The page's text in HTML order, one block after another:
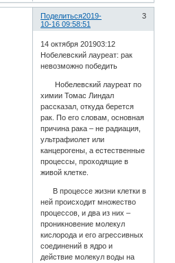
Поделиться 3
2019-
10-16 09:58:51
14 октября 201903:12
Нобелевский лауреат: рак
невозможно победить
Нобелевский лауреат по
химии Томас Линдал
рассказал, откуда берется
рак. По его словам, основная
причина рака – не радиация,
ультрафиолет или
канцерогены, а естественные
процессы, проходящие в
живой клетке.
В процессе жизни клетки в
ней происходит множество
процессов, и два из них –
проникновение молекул
кислорода и его агрессивных
соединений в ядро и
действие молекул воды на